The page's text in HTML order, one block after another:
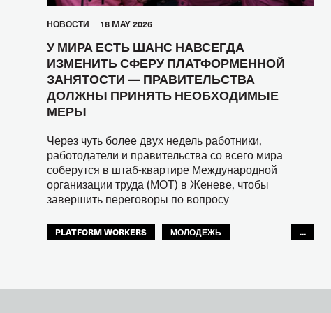
HОВОСТИ 18 MAY 2026
У МИРА ЕСТЬ ШАНС НАВСЕГДА
ИЗМЕНИТЬ СФЕРУ ПЛАТФОРМЕННОЙ
ЗАНЯТОСТИ — ПРАВИТЕЛЬСТВА
ДОЛЖНЫ ПРИНЯТЬ НЕОБХОДИМЫЕ
МЕРЫ
Через чуть более двух недель работники,
работодатели и правительства со всего мира
соберутся в штаб-квартире Международной
организации труда (МОТ) в Женеве, чтобы
завершить переговоры по вопросу
PLATFORM WORKERS
МОЛОДЕЖЬ
...